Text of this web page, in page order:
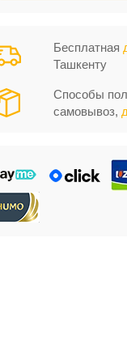
Бесплатная
Ташкенту
Способы
самовывоз,